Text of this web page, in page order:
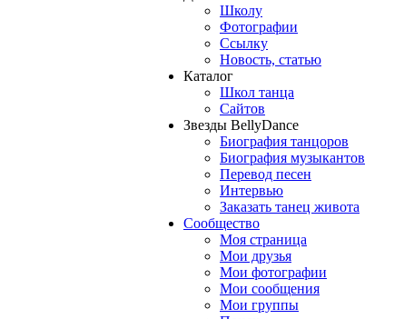
Школу
Фотографии
Ссылку
Новость, статью
Каталог
Школ танца
Сайтов
Звезды BellyDance
Биография танцоров
Биография музыкантов
Перевод песен
Интервью
Заказать танец живота
Сообщество
Моя страница
Мои друзья
Мои фотографии
Мои сообщения
Мои группы